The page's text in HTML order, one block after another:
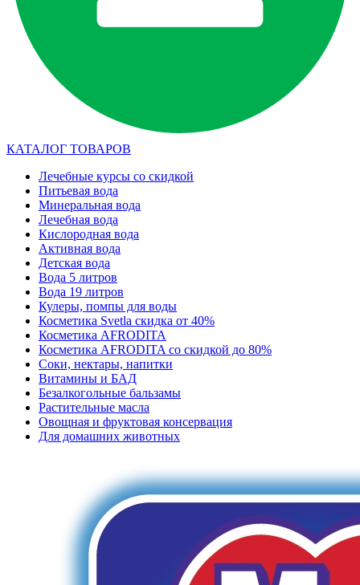
КАТАЛОГ ТОВАРОВ
Лечебные курсы со скидкой
Питьевая вода
Минеральная вода
Лечебная вода
Кислородная вода
Активная вода
Детская вода
Вода 5 литров
Вода 19 литров
Кулеры, помпы для воды
Косметика Svetla скидка от 40%
Косметика AFRODITA
Косметика AFRODITA со скидкой до 80%
Соки, нектары, напитки
Витамины и БАД
Безалкогольные бальзамы
Растительные масла
Овощная и фруктовая консервация
Для домашних животных